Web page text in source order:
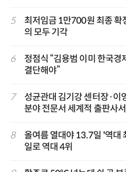
5
최저임금 1만700원 최종
의 모두 기각
6
정점식 “김용범 이미 한국
결단해야”
7
성균관대 김기강 센터장·이
분야 전문서 세계적 출판사
8
올여름 열대야 13.7일 '역
일로 역대 4위